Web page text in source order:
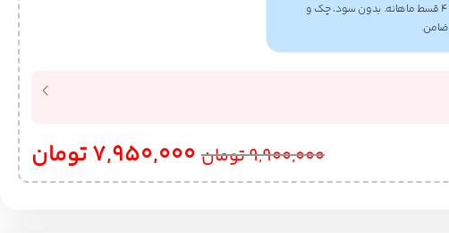
۴ قسط ماهانه. بدون سود، چک و
ضامن.
9,900,000تومان 7,950,000تومان